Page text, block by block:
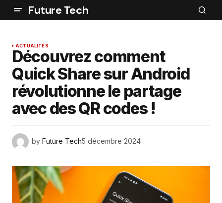
Future Tech
ACTUALITÉS
Découvrez comment
Quick Share sur Android
révolutionne le partage
avec des QR codes !
by Future Tech5 décembre 2024